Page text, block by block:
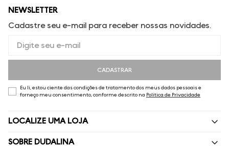
NEWSLETTER
Cadastre seu e-mail para receber nossas novidades.
CADASTRAR
Eu li, estou ciente das condições de tratamento dos meus dados pessoais e
forneço meu consentimento, conforme descrito na Política de Privacidade
LOCALIZE UMA LOJA
SOBRE DUDALINA